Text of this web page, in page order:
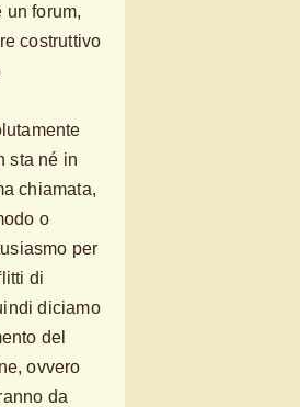
un forum,
costruttivo
sta né in
chiamata,
o
per
di
diciamo
del
ovvero
da